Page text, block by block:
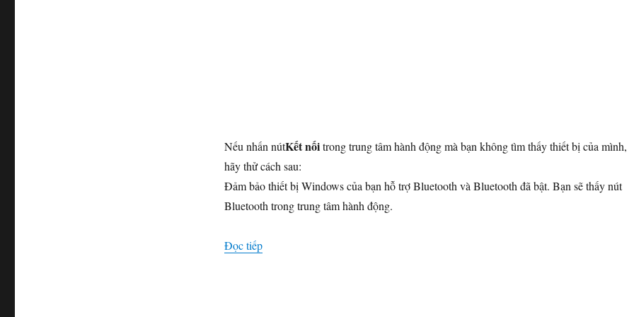
Nếu nhấn nútKết nốitrong trung tâm hành động mà bạn không tìm thấy thiết bị của mình,
hãy thử cách sau:
Đảm bảo thiết bị Windows của bạn hỗ trợ Bluetooth và Bluetooth đã bật. Bạn sẽ thấy nút
Bluetooth trong trung tâm hành động.
Đọc tiếp“sửa kết nối với thiết bị âm thanh bluetooth và màn hình không dây trong windows